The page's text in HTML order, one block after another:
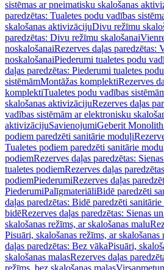
sistēmas ar pneimatisku skalošanas
paredzētas: Tualetes podu vadības
skalošanas aktivizācijuDivu režīmu
paredzētas: Divu režīmu skalošanai
noskalošanaiRezerves daļas paredzētas:
noskalošanaiPiederumi tualetes podu
daļas paredzētas: Piederumi tualetes
sistēmāmMontāžas komplektiRezerves
komplektiTualetes podu vadības
skalošanas aktivizācijuRezerves daļas
vadības sistēmām ar elektronisku
aktivizācijuSavienojumiGeberit
podiem paredzēti sanitārie moduļi
Tualetes podiem paredzēti sanitārie
podiemRezerves daļas paredzētas:
tualetes podiemRezerves daļas
podiemPiederumiRezerves daļas
PiederumiPalīgmateriāliBidē paredzēti
daļas paredzētas: Bidē paredzēti
bidēRezerves daļas paredzētas: Sienas
skalošanas režīms, ar skalošanas malu
Pisuāri, skalošanas režīms, ar skalošanas
daļas paredzētas: Bez vākaPisuāri,
skalošanas malasRezerves daļas
režīms, bez skalošanas malas